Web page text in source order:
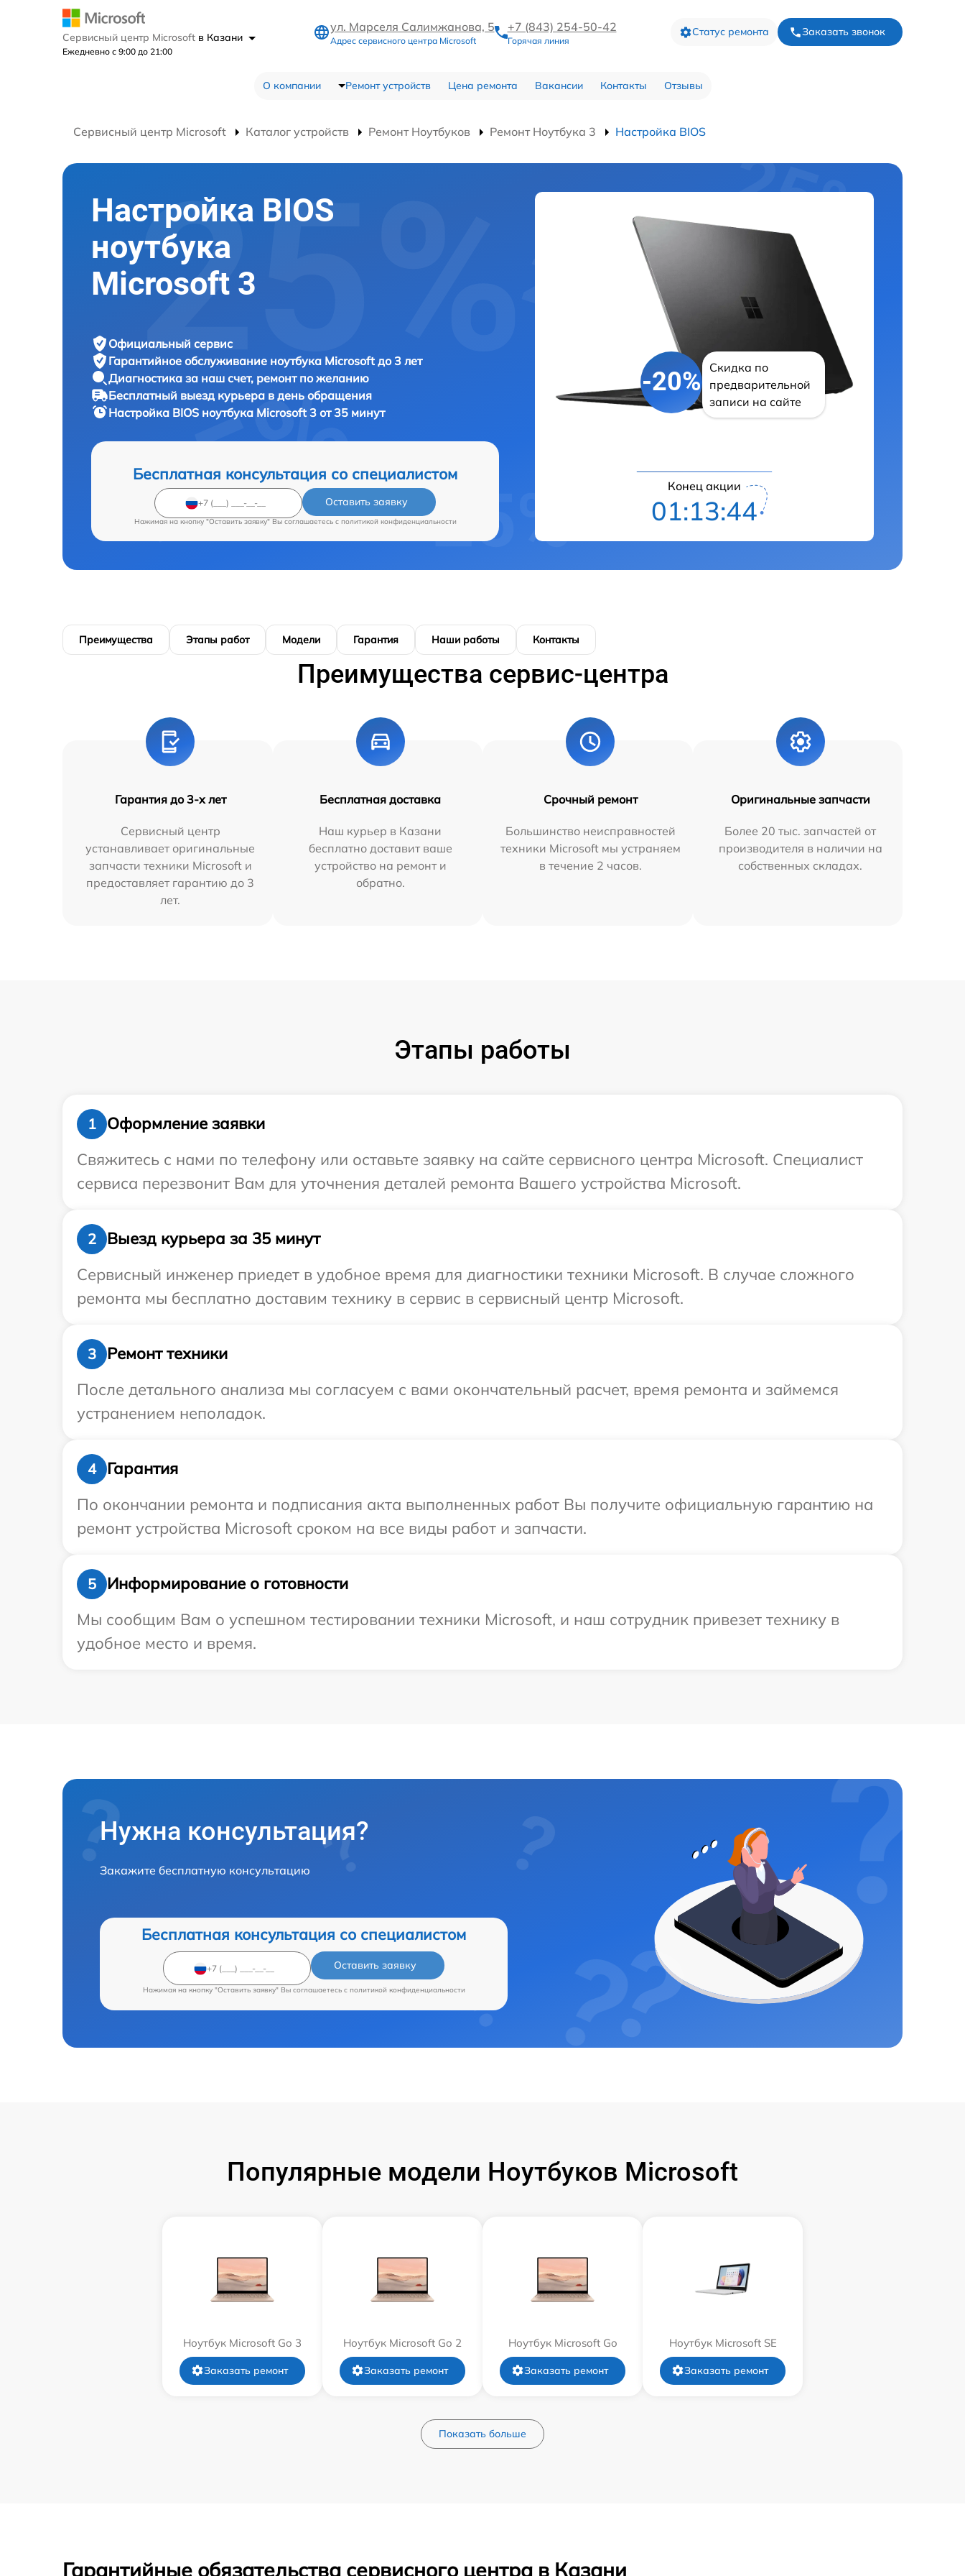
Сервисный центр Microsoft в Казани
Ежедневно с 9:00 до 21:00
ул. Марселя Салимжанова, 5
Адрес сервисного центра Microsoft
+7 (843) 254-50-42
Горячая линия
Статус ремонта Заказать звонок
О компании Ремонт устройств Цена ремонта Вакансии Контакты Отзывы
Сервисный центр Microsoft Каталог устройств Ремонт Ноутбуков Ремонт Ноутбука 3 Настройка BIOS
Настройка BIOS
ноутбука
Microsoft 3
Официальный сервис
Гарантийное обслуживание ноутбука Microsoft до 3 лет
Диагностика за наш счет, ремонт по желанию
Бесплатный выезд курьера в день обращения
Настройка BIOS ноутбука Microsoft 3 от 35 минут
Бесплатная консультация со специалистом
Оставить заявку
Нажимая на кнопку "Оставить заявку" Вы соглашаетесь c политикой конфиденциальности
-20%
Скидка по
предварительной
записи на сайте
Конец акции
01:13:43
Преимущества Этапы работ Модели Гарантия Наши работы Контакты
Преимущества сервис-центра
Гарантия до 3-х лет
Сервисный центр
устанавливает оригинальные
запчасти техники Microsoft и
предоставляет гарантию до 3
лет.
Бесплатная доставка
Наш курьер в Казани
бесплатно доставит ваше
устройство на ремонт и
обратно.
Срочный ремонт
Большинство неисправностей
техники Microsoft мы устраняем
в течение 2 часов.
Оригинальные запчасти
Более 20 тыс. запчастей от
производителя в наличии на
собственных складах.
Этапы работы
1
Оформление заявки
Свяжитесь с нами по телефону или оставьте заявку на сайте сервисного центра Microsoft. Специалист
сервиса перезвонит Вам для уточнения деталей ремонта Вашего устройства Microsoft.
2
Выезд курьера за 35 минут
Сервисный инженер приедет в удобное время для диагностики техники Microsoft. В случае сложного
ремонта мы бесплатно доставим технику в сервис в сервисный центр Microsoft.
3
Ремонт техники
После детального анализа мы согласуем с вами окончательный расчет, время ремонта и займемся
устранением неполадок.
4
Гарантия
По окончании ремонта и подписания акта выполненных работ Вы получите официальную гарантию на
ремонт устройства Microsoft сроком на все виды работ и запчасти.
5
Информирование о готовности
Мы сообщим Вам о успешном тестировании техники Microsoft, и наш сотрудник привезет технику в
удобное место и время.
Нужна консультация?
Закажите бесплатную консультацию
Бесплатная консультация со специалистом
Оставить заявку
Нажимая на кнопку "Оставить заявку" Вы соглашаетесь c политикой конфиденциальности
Популярные модели Ноутбуков Microsoft
Ноутбук Microsoft Go 3
Заказать ремонт
Ноутбук Microsoft Go 2
Заказать ремонт
Ноутбук Microsoft Go
Заказать ремонт
Ноутбук Microsoft SE
Заказать ремонт
Показать больше
Гарантийные обязательства сервисного центра в Казани